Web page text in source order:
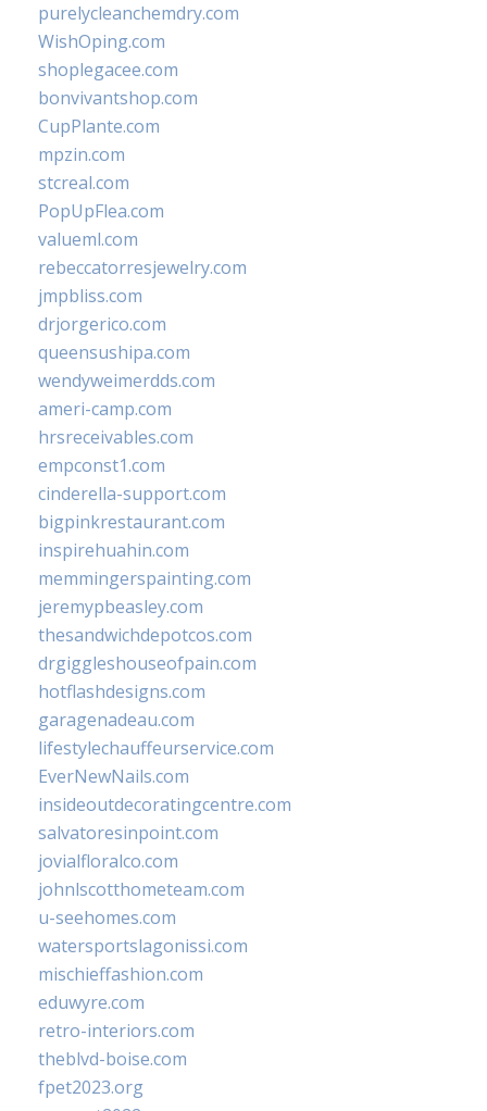
purelycleanchemdry.com
WishOping.com
shoplegacee.com
bonvivantshop.com
CupPlante.com
mpzin.com
stcreal.com
PopUpFlea.com
valueml.com
rebeccatorresjewelry.com
jmpbliss.com
drjorgerico.com
queensushipa.com
wendyweimerdds.com
ameri-camp.com
hrsreceivables.com
empconst1.com
cinderella-support.com
bigpinkrestaurant.com
inspirehuahin.com
memmingerspainting.com
jeremypbeasley.com
thesandwichdepotcos.com
drgiggleshouseofpain.com
hotflashdesigns.com
garagenadeau.com
lifestylechauffeurservice.com
EverNewNails.com
insideoutdecoratingcentre.com
salvatoresinpoint.com
jovialfloralco.com
johnlscotthometeam.com
u-seehomes.com
watersportslagonissi.com
mischieffashion.com
eduwyre.com
retro-interiors.com
theblvd-boise.com
fpet2023.org